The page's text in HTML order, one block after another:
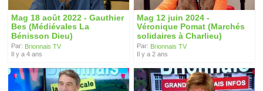
Mag 18 août 2022 - Gauthier
Bes (Médiévales La
Bénisson Dieu)
Par: Brionnais TV
Il y a 4 ans
Mag 12 juin 2024 -
Véronique Pomat (Marchés
solidaires à Charlieu)
Par: Brionnais TV
Il y a 2 ans